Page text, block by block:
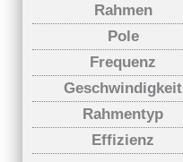
Rahmen
Pole
Frequenz
Geschwindigkeit
Rahmentyp
Effizienz